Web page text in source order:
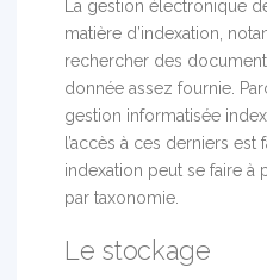
La gestion électronique
matière d’indexation,
rechercher des
donnée assez fournie.
gestion informatisée
l’accès à ces derniers
indexation peut se faire à
par taxonomie.
Le stockage